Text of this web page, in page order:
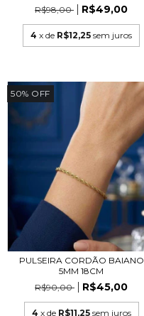
R$98,00
R$49,00
4 x de R$12,25 sem juros
50% OFF
PULSEIRA CORDÃO BAIANO
5MM 18CM
R$90,00
R$45,00
4 x de R$11,25 sem juros